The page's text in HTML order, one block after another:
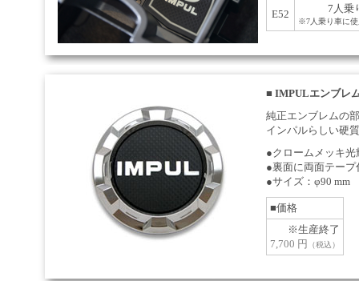
E52 7人乗
※7人乗り車に使
■ IMPULエンブレ
純正エンブレムの
インパルらしい硬
●クロームメッキ
●裏面に両面テープ
●サイズ：φ90 mm
■価格
※生産終了
7,700 円
（税込）